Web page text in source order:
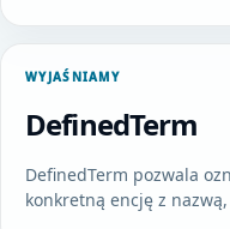
WYJAŚNIAMY
DefinedTerm
DefinedTerm pozwala
konkretną encję z